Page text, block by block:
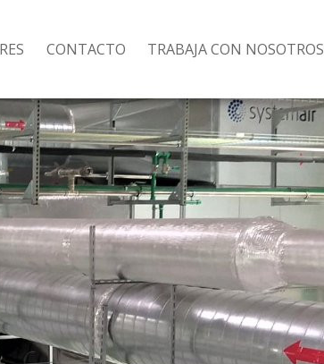
CONTACTO TRABAJA CON NOSOTROS